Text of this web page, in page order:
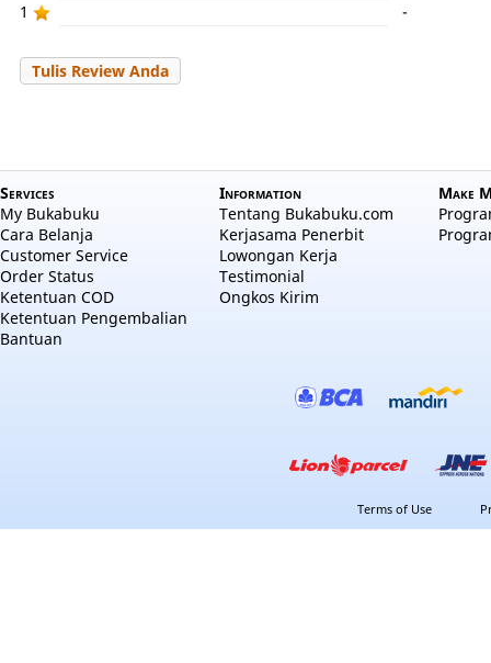
1
-
Tulis Review Anda
Services
My Bukabuku
Cara Belanja
Customer Service
Order Status
Ketentuan COD
Ketentuan Pengembalian
Bantuan
Information
Tentang Bukabuku.com
Kerjasama Penerbit
Lowongan Kerja
Testimonial
Ongkos Kirim
Make
Terms of Use